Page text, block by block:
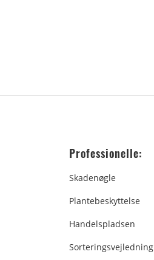
Professionelle:
Skadenøgle
Plantebeskyttelse
Handelspladsen
Sorteringsvejledning